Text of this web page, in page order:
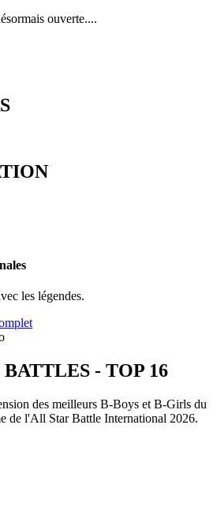
ouverte....
les légendes.
BATTLES - TOP 16
des meilleurs B-Boys et B-Girls du
de l'All Star Battle International 2026.